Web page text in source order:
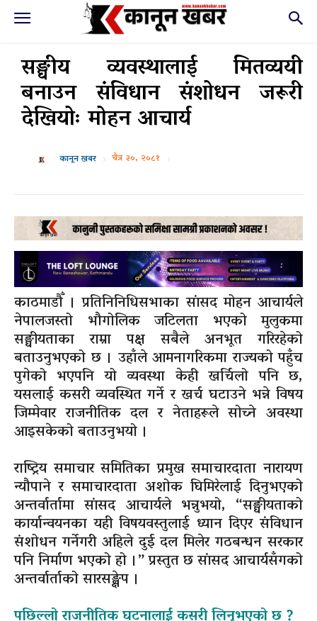
सङ्घीय व्यवस्थालाई मितव्ययी
बनाउन संविधान संशोधन जरूरी
देखियोः मोहन आचार्य
कानून खबर चैत्र ३०, २०८१
काठमाडौँ । प्रतिनिनिधिसभाका सांसद मोहन आचार्यले
नेपालजस्तो भौगोलिक जटिलता भएको मुलुकमा
सङ्घीयताका राम्रा पक्ष सबैले अनभूत गरिरहेको
बताउनुभएको छ । उहाँले आमनागरिकमा राज्यको पहुँच
पुगेको भएपनि यो व्यवस्था केही खर्चिलो पनि छ,
यसलाई कसरी व्यवस्थित गर्ने र खर्च घटाउने भन्ने विषय
जिम्मेवार राजनीतिक दल र नेताहरूले सोच्ने अवस्था
आइसकेको बताउनुभयो ।
राष्ट्रिय समाचार समितिका प्रमुख समाचारदाता नारायण
न्यौपाने र समाचारदाता अशोक घिमिरेलाई दिनुभएको
अन्तर्वार्तामा सांसद आचार्यले भन्नुभयो, “सङ्घीयताको
कार्यान्वयनका यही विषयवस्तुलाई ध्यान दिएर संविधान
संशोधन गर्नेगरी अहिले दुई दल मिलेर गठबन्धन सरकार
पनि निर्माण भएको हो ।” प्रस्तुत छ सांसद आचार्यसँगको
अन्तर्वार्ताको सारसङ्क्षेप ।